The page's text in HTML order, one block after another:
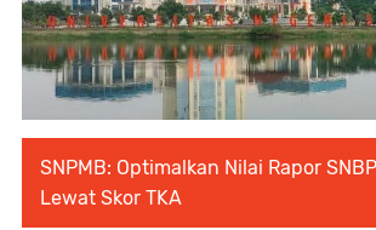
SNPMB: Optimalkan Nilai Rapor
Lewat Skor TKA